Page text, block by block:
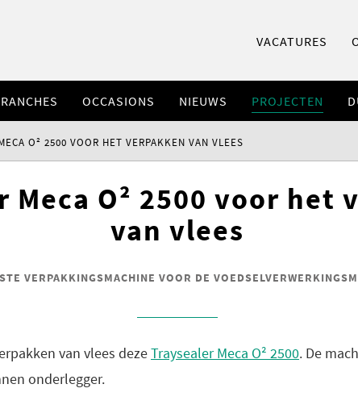
VACATURES
OCCASIONS NIEUWS PROJECTEN
O² 2500 VOOR HET VERPAKKEN VAN VLEES
Meca O² 2500 voor het
van vlees
VERPAKKINGSMACHINE VOOR DE
van vlees dezeTraysealer Meca O² 2500. De
onderlegger.